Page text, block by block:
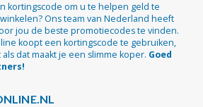
kortingscode om u te helpen geld te
Ons team van Nederland heeft
jou de beste promotiecodes te vinden.
koopt een kortingscode te gebruiken,
dat maakt je een slimme koper. Goed